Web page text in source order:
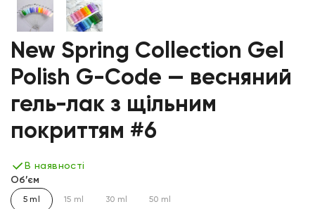
New Spring Collection Gel
Polish G-Code — весняний
гель-лак з щільним
покриттям #6
В наявності
Об’єм
5 ml 15 ml 30 ml 50 ml